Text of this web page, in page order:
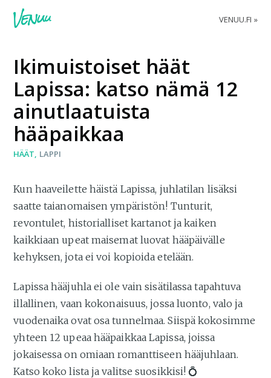
VENUU.FI
Ikimuistoiset häät
Lapissa: katso nämä 12
ainutlaatuista
hääpaikkaa
HÄÄT LAPPI
Kun haaveilette häistä Lapissa, juhlatilan lisäksi
saatte taianomaisen ympäristön! Tunturit,
revontulet, historialliset kartanot ja kaiken
kaikkiaan upeat maisemat luovat hääpäivälle
kehyksen, jota ei voi kopioida etelään.
Lapissa hääjuhla ei ole vain sisätilassa tapahtuva
illallinen, vaan kokonaisuus, jossa luonto, valo ja
vuodenaika ovat osa tunnelmaa. Siispä kokosimme
yhteen 12 upeaa hääpaikkaa Lapissa, joissa
jokaisessa on omiaan romanttiseen hääjuhlaan.
Katso koko lista ja valitse suosikkisi! 💍